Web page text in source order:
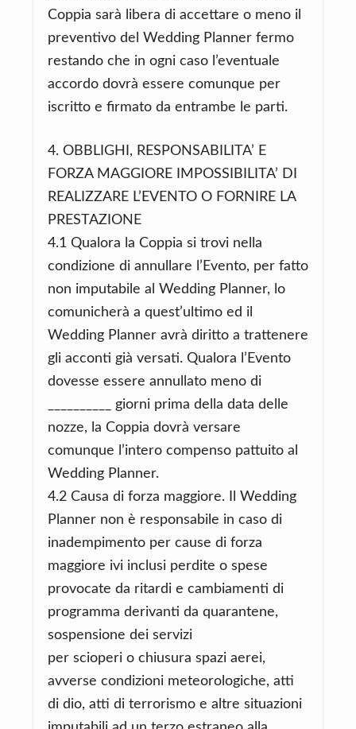
Coppia sarà libera di accettare o meno il
preventivo del Wedding Planner fermo
restando che in ogni caso l’eventuale
accordo dovrà essere comunque per
iscritto e firmato da entrambe le parti.
4. OBBLIGHI, RESPONSABILITA’ E
FORZA MAGGIORE IMPOSSIBILITA’ DI
REALIZZARE L’EVENTO O FORNIRE LA
PRESTAZIONE
4.1 Qualora la Coppia si trovi nella
condizione di annullare l’Evento, per fatto
non imputabile al Wedding Planner, lo
comunicherà a quest’ultimo ed il
Wedding Planner avrà diritto a trattenere
gli acconti già versati. Qualora l’Evento
dovesse essere annullato meno di
__________ giorni prima della data delle
nozze, la Coppia dovrà versare
comunque l’intero compenso pattuito al
Wedding Planner.
4.2 Causa di forza maggiore. Il Wedding
Planner non è responsabile in caso di
inadempimento per cause di forza
maggiore ivi inclusi perdite o spese
provocate da ritardi e cambiamenti di
programma derivanti da quarantene,
sospensione dei servizi
per scioperi o chiusura spazi aerei,
avverse condizioni meteorologiche, atti
di dio, atti di terrorismo e altre situazioni